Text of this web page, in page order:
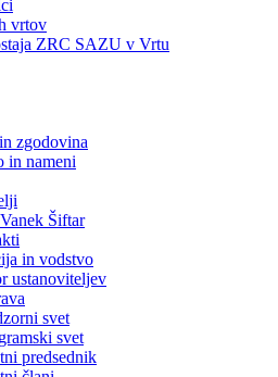
vrtov
ZRC SAZU v Vrtu
zgodovina
in nameni
Šiftar
in vodstvo
ustanoviteljev
svet
svet
predsednik